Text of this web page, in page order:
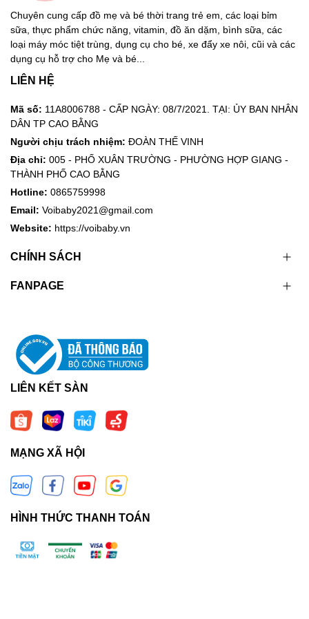
Chuyên cung cấp đồ mẹ và bé thời trang trẻ em, các loại bỉm
sữa, thực phẩm chức năng, vitamin, đồ ăn dặm, bình sữa, các
loại máy móc tiệt trùng, dụng cụ cho bé, xe đẩy xe nôi, cũi và các
dụng cụ hỗ trợ cho Mẹ và bé...
LIÊN HỆ
Mã số: 11A8006788 - CẤP NGÀY: 08/7/2021. TẠI: ỦY BAN NHÂN
DÂN TP CAO BẰNG
Người chịu trách nhiệm: ĐOÀN THẾ VINH
Địa chỉ: 005 - PHỐ XUÂN TRƯỜNG - PHƯỜNG HỢP GIANG -
THÀNH PHỐ CAO BẰNG
Hotline: 0865759998
Email: Voibaby2021@gmail.com
Website: https://voibaby.vn
CHÍNH SÁCH
FANPAGE
LIÊN KẾT SÀN
MẠNG XÃ HỘI
HÌNH THỨC THANH TOÁN